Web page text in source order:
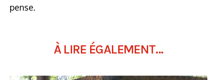
pense.
À LIRE ÉGALEMENT...